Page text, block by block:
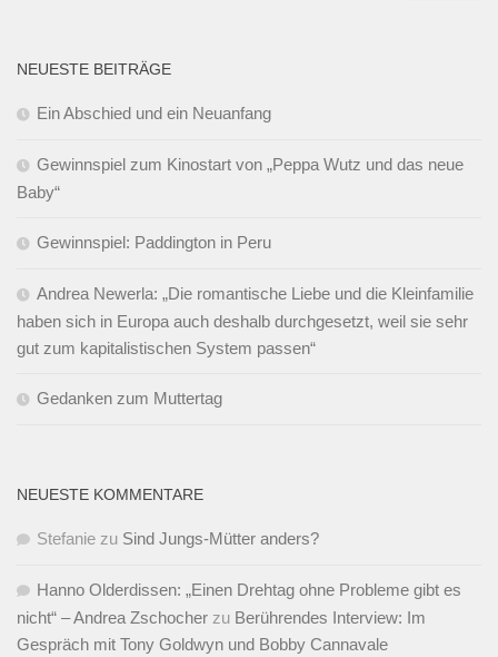
NEUESTE BEITRÄGE
Ein Abschied und ein Neuanfang
Gewinnspiel zum Kinostart von „Peppa Wutz und das neue
Baby“
Gewinnspiel: Paddington in Peru
Andrea Newerla: „Die romantische Liebe und die Kleinfamilie
haben sich in Europa auch deshalb durchgesetzt, weil sie sehr
gut zum kapitalistischen System passen“
Gedanken zum Muttertag
NEUESTE KOMMENTARE
Stefanie zu Sind Jungs-Mütter anders?
Hanno Olderdissen: „Einen Drehtag ohne Probleme gibt es
nicht“ – Andrea Zschocher zu Berührendes Interview: Im
Gespräch mit Tony Goldwyn und Bobby Cannavale